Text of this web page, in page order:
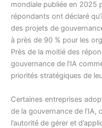
mondiale publiée en 2025
répondants ont déclaré
des projets de
à près de 90 % pour les
Près de la moitié des
gouvernance de l’IA
priorités stratégiques de
Certaines entreprises
de la gouvernance de l’IA,
l’autorité de gérer et